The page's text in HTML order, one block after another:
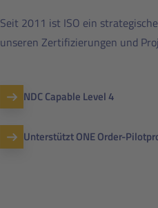
Seit 2011 ist ISO ein
unseren Zertifizierungen und
NDC Capable Level 4
Unterstützt ONE Order-